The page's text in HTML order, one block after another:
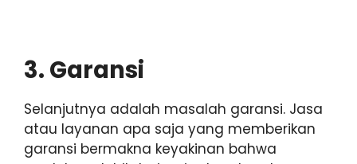
3. Garansi
Selanjutnya adalah masalah garansi. Jasa
atau layanan apa saja yang memberikan
garansi bermakna keyakinan bahwa